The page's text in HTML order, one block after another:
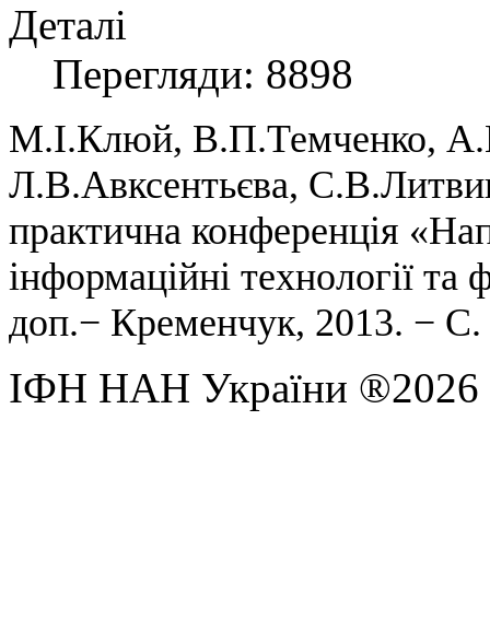
Деталі
Перегляди: 8898
М.І.Клюй, В.П.Темченко,
Л.В.Авксентьєва,
практична конференція
інформаційні технології та
доп.− Кременчук, 2013. − С.
ІФН НАН України ®2026